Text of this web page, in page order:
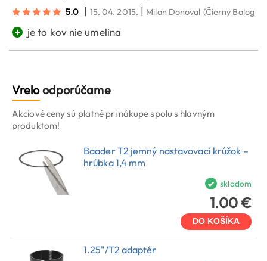
5.0 | 15. 04. 2015. | Milan Donoval (Čierny Balog)
+ je to kov nie umelina
Vreloodporúčame
Akciové ceny sú platné pri nákupe spolu s hlavným
produktom!
Baader T2 jemný nastavovací krúžok –
hrúbka 1,4 mm
skladom
1.00 €
DO KOŠÍKA
1.25"/T2 adaptér